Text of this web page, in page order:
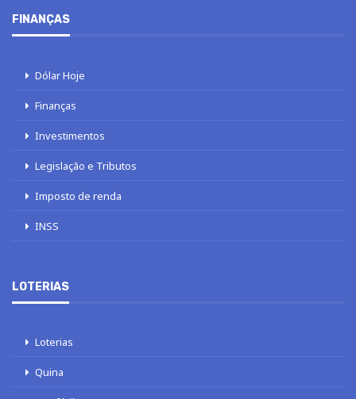
FINANÇAS
Dólar Hoje
Finanças
Investimentos
Legislação e Tributos
Imposto de renda
INSS
LOTERIAS
Loterias
Quina